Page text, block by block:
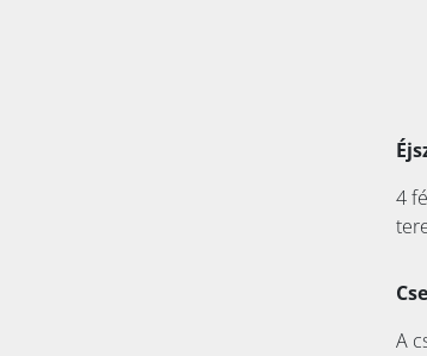
4
A